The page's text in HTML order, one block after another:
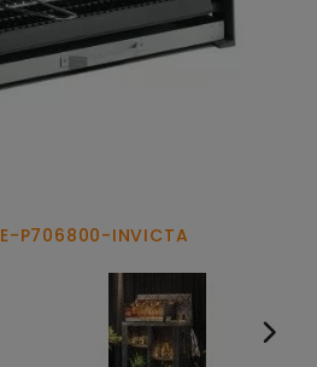
P706800-INVICTA